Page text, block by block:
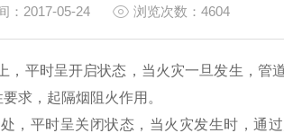
：2017-05-24 浏览次数：4604
，平时呈开启状态，当火灾一旦发生，管
求，起隔烟阻火作用。
平时呈关闭状态，当火灾发生时，通